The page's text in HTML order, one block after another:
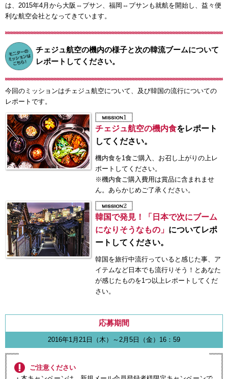
は、2015年4月から大阪⇔プサン、福岡⇔プサンも就航を開始し、益々便
利な航空会社となってきています。
チェジュ航空の機内の様子と次の韓流ブームについて
レポートしてください。
今回のミッションはチェジュ航空について、及び韓国の流行についての
レポートです。
チェジュ航空の機内食をレポート
してください。
機内食を1食ご購入、お召し上がりの上レ
ポートしてください。
※機内食ご購入費用は賞品に含まれませ
ん。あらかじめご了承ください。
韓国で発見！「日本で次にブーム
になりそうなもの」 についてレポ
ートしてください。
韓国を旅行中流行っていると感じた事、ア
イテムなど日本でも流行りそう！とあなた
が感じたものを1つ以上レポートしてくだ
さい。
応募期間
2016年1月21日（木）～2月5日（金）16：59
ご注意ください